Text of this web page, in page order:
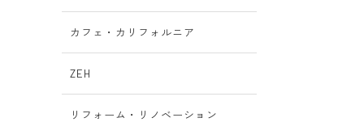
カフェ・カリフォルニア
ZEH
リフォーム・リノベーション